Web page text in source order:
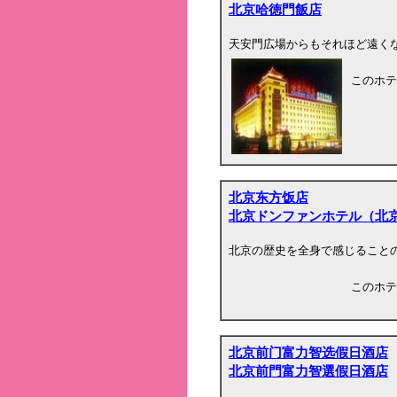
北京哈徳門飯店
天安門広場からもそれほど遠く
このホ
北京东方饭店
北京ドンファンホテル（北
北京の歴史を全身で感じること
このホ
北京前门富力智选假日酒店
北京前門富力智選假日酒店